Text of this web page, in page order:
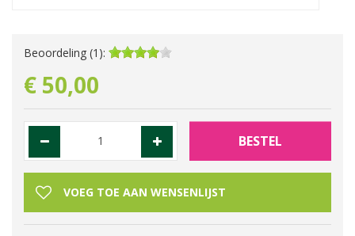
Beoordeling (1):
€ 50,00